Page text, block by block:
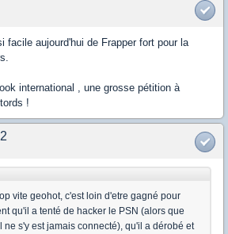
facile aujourd'hui de Frapper fort pour la
international , une grosse pétition à
!
vite geohot, c'est loin d'etre gagné pour
qu'il a tenté de hacker le PSN (alors que
ne s'y est jamais connecté), qu'il a dérobé et